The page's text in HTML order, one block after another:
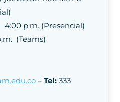
4:00 p.m. (Presencial)
(Teams)
– Tel: 333